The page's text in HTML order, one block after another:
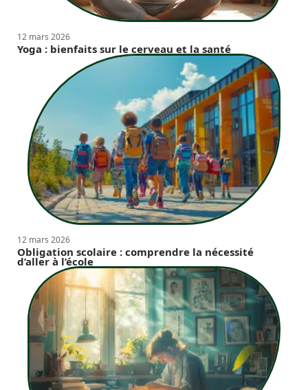
12 mars 2026
Yoga : bienfaits sur le cerveau et la santé
12 mars 2026
Obligation scolaire : comprendre la nécessité
d’aller à l’école